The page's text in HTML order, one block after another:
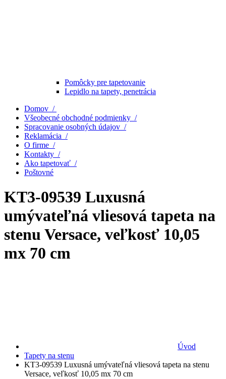
Pomôcky pre tapetovanie
Lepidlo na tapety, penetrácia
Domov /
Všeobecné obchodné podmienky /
Spracovanie osobných údajov /
Reklamácia /
O firme /
Kontakty /
Ako tapetovať /
Poštovné
KT3-09539 Luxusná
umývateľná vliesová tapeta na
stenu Versace, veľkosť 10,05
mx 70 cm
Úvod
Tapety na stenu
KT3-09539 Luxusná umývateľná vliesová tapeta na stenu
Versace, veľkosť 10,05 mx 70 cm